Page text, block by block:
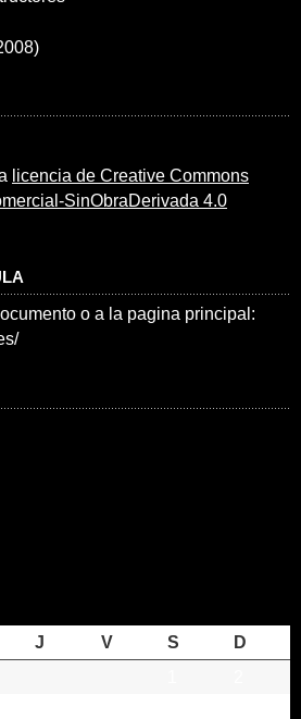
licencia de Creative Commons
SinObraDerivada 4.0
o a la pagina principal:
J V S
D